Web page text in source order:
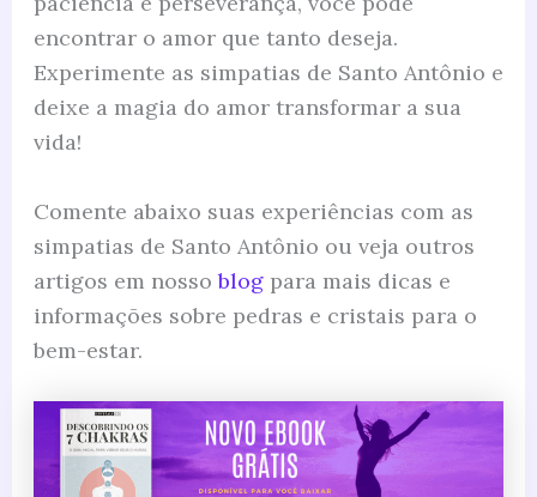
encontrar o amor que tanto deseja.
Experimente as simpatias de Santo Antônio e
deixe a magia do amor transformar a sua
vida!
Comente abaixo suas experiências com as
simpatias de Santo Antônio ou veja outros
artigos em nossoblogpara mais dicas e
informações sobre pedras e cristais para o
bem-estar.